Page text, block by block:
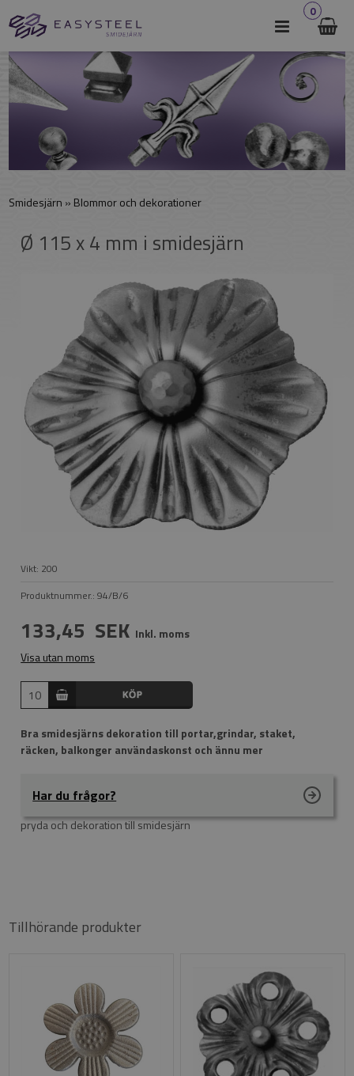
0
Smidesjärn » Blommor och dekorationer
Ø 115 x 4 mm i smidesjärn
Vikt: 200
Produktnummer.:94/B/6
133,45 SEK Inkl. moms
Visa utan moms
Bra smidesjärns dekoration till portar,grindar, staket,
räcken, balkonger användaskonst och ännu mer
Har du frågor?
pryda och dekoration till smidesjärn
Tillhörande produkter